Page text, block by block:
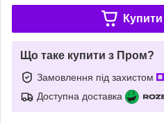
Купити
Що таке купити з Пром?
Замовлення під захистом
Доступна доставка